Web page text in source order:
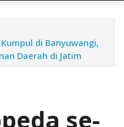
di Banyuwangi,
Daerah di Jatim
se-